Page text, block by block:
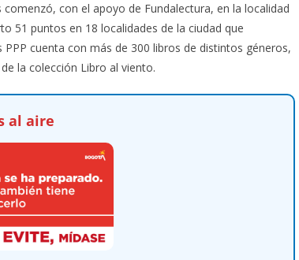
con el apoyo de Fundalectura, en la localidad
51 puntos en 18 localidades de la ciudad que
cuenta con más de 300 libros de distintos géneros,
la colección Libro al viento.
al aire